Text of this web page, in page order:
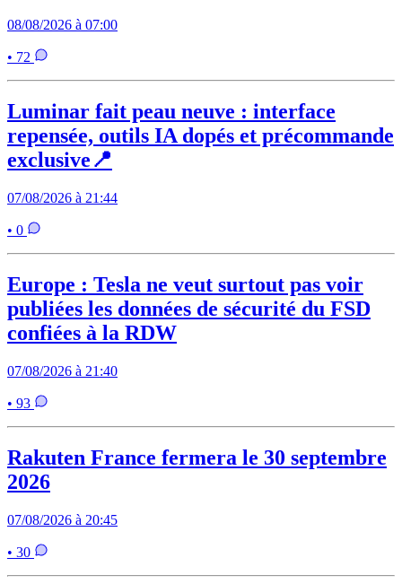
08/08/2026 à 07:00
• 72
Luminar fait peau neuve : interface
repensée, outils IA dopés et précommande
exclusive📍
07/08/2026 à 21:44
• 0
Europe : Tesla ne veut surtout pas voir
publiées les données de sécurité du FSD
confiées à la RDW
07/08/2026 à 21:40
• 93
Rakuten France fermera le 30 septembre
2026
07/08/2026 à 20:45
• 30